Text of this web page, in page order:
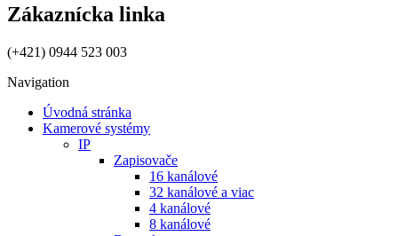
Zákaznícka linka
(+421) 0944 523 003
Navigation
Úvodná stránka
Kamerové systémy
IP
Zapisovače
16 kanálové
32 kanálové a viac
4 kanálové
8 kanálové